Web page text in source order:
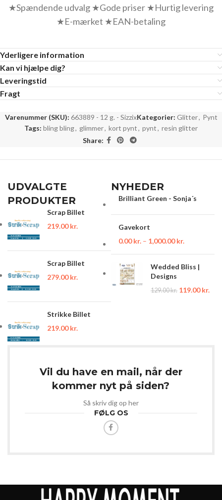
★Spændende udvalg ★Gode priser ★Hurtig levering
★E-mærket ★EAN-betaling
Yderligere information
Kan vi hjælpe dig?
Leveringstid
Fragt
Varenummer (SKU): 663889 - 12 g. - SizzixKategorier: Glitter, Pynt
Tags: bling bling, glimmer, kort pynt, pynt, resin glitter
Share:
UDVALGTE
PRODUKTER
Scrap Billet
219.00kr.
Scrap Billet
279.00kr.
Strikke Billet
219.00kr.
NYHEDER
Brilliant Green - Sonja´s
Gavekort
0.00kr. – 1,000.00kr.
Wedded Bliss |
Designs
129.00kr. 119.00kr.
Vil du have en mail, når der
kommer nyt på siden?
Så skriv dig op her
FØLG OS